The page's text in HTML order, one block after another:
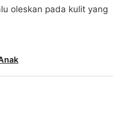
oleskan pada kulit yang